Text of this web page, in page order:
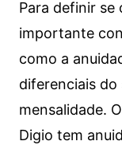
Para definir se
importante
como a
diferenciais do
mensalidade.
Digio tem